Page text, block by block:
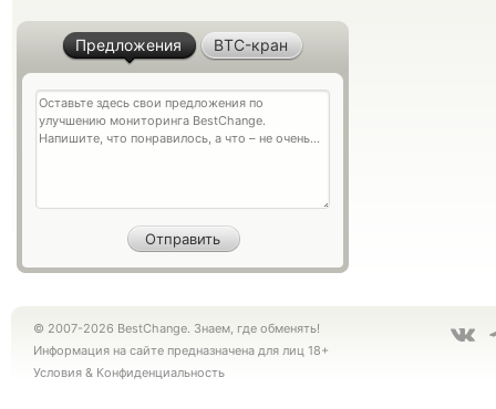
Предложения BTC-кран
© 2007-2026 BestChange. Знаем, где обменять!
Информация на сайте предназначена для лиц 18+
Условия & Конфиденциальность